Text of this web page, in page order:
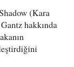
(Kara
hakkında